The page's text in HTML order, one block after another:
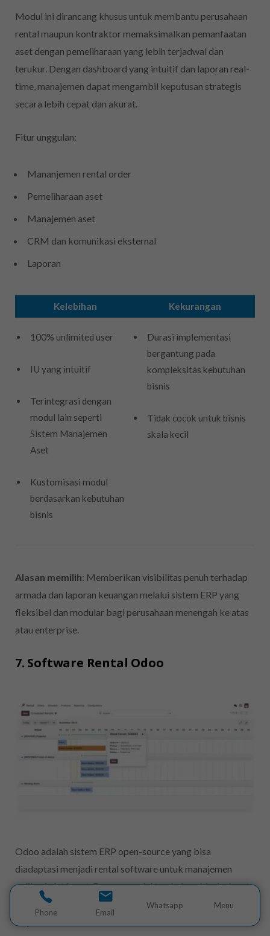
Phone Email
Whatsapp Menu
Modul ini dirancang khusus untuk membantu perusahaan
rental maupun kontraktor memaksimalkan pemanfaatan
aset dengan pemeliharaan yang lebih terjadwal dan
terukur. Dengan dashboard yang intuitif dan laporan real-
time, manajemen dapat mengambil keputusan strategis
secara lebih cepat dan akurat.
Fitur unggulan:
Mananjemen rental order
Pemeliharaan aset
Manajemen aset
CRM dan komunikasi eksternal
Laporan
Kelebihan Kekurangan
100% unlimited user
IU yang intuitif
Terintegrasi dengan
modul lain seperti
Sistem Manajemen
Aset
Kustomisasi modul
berdasarkan kebutuhan
bisnis
Durasi implementasi
bergantung pada
kompleksitas kebutuhan
bisnis
Tidak cocok untuk bisnis
skala kecil
Alasan memilih: Memberikan visibilitas penuh terhadap
armada dan laporan keuangan melalui sistem ERP yang
fleksibel dan modular bagi perusahaan menengah ke atas
atau enterprise.
7. Software Rental Odoo
Odoo adalah sistem ERP open-source yang bisa
diadaptasi menjadi rental software untuk manajemen
aplikasi alat berat. Dengan modul tambahan, bisnis dapat
mengatur penyewaan, inventaris, dan keuangan secara